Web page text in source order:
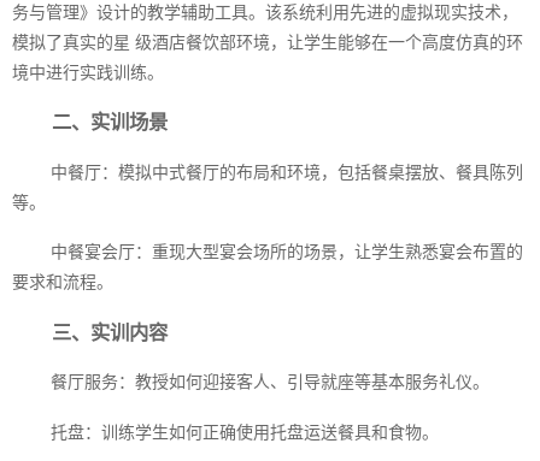
务与管理》设计的教学辅助工具。该系统利用先进的虚拟现实技术，
模拟了真实的星 级酒店餐饮部环境，让学生能够在一个高度仿真的环
境中进行实践训练。
二、实训场景
中餐厅：模拟中式餐厅的布局和环境，包括餐桌摆放、餐具陈列
等。
中餐宴会厅：重现大型宴会场所的场景，让学生熟悉宴会布置的
要求和流程。
三、实训内容
餐厅服务：教授如何迎接客人、引导就座等基本服务礼仪。
托盘：训练学生如何正确使用托盘运送餐具和食物。